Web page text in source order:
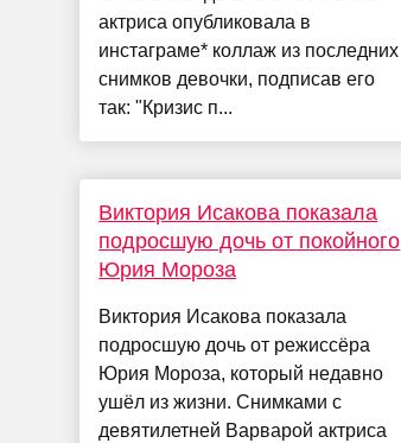
актриса опубликовала в
инстаграме* коллаж из последних
снимков девочки, подписав его
так: "Кризис п...
Виктория Исакова показала
подросшую дочь от покойного
Юрия Мороза
Виктория Исакова показала
подросшую дочь от режиссёра
Юрия Мороза, который недавно
ушёл из жизни. Снимками с
девятилетней Варварой актриса